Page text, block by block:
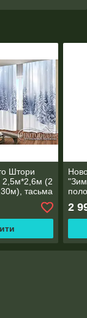
Штори
2,5м*2,6м (2
тасьма
2